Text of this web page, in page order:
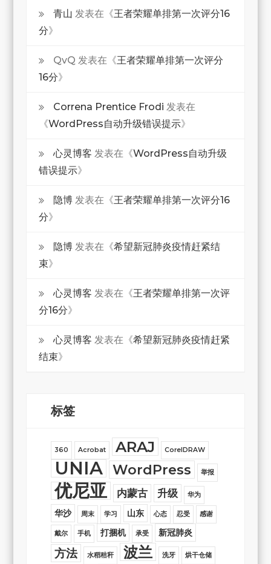
青山 发表在《王者荣耀单排第一次评分16
分》
QvQ 发表在《王者荣耀单排第一次评分
16分》
Correna Prentice Frodi 发表在
《WordPress自动升级错误提示》
心灵博客 发表在《WordPress自动升级
错误提示》
隐博发表在《王者荣耀单排第一次评分16
分》
隐博发表在《希望新冠肺炎疫情赶紧结
束》
心灵博客 发表在《王者荣耀单排第一次评
分16分》
心灵博客 发表在《希望新冠肺炎疫情赶紧
结束》
标签
360 Acrobat ARAJ CorelDRAW
UNIA WordPress 举报
优尼亚 内蒙古 升级 华为
华沙 周末 学习 山东 心态 忍受 感谢
戴尔 手机 打捆机 承受 新冠肺炎
方法 水稻秸秆 波兰 洗牙 烘干仓储